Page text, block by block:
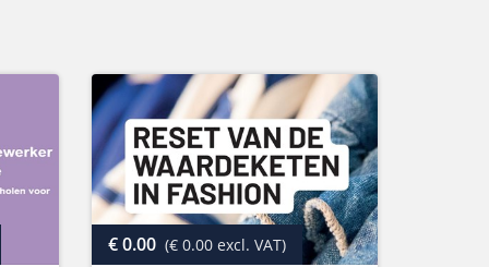
€ 0.00 (€ 0.00 excl. VAT)